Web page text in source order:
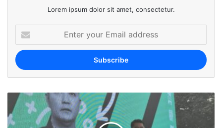
Lorem ipsum dolor sit amet, consectetur.
e
o
u